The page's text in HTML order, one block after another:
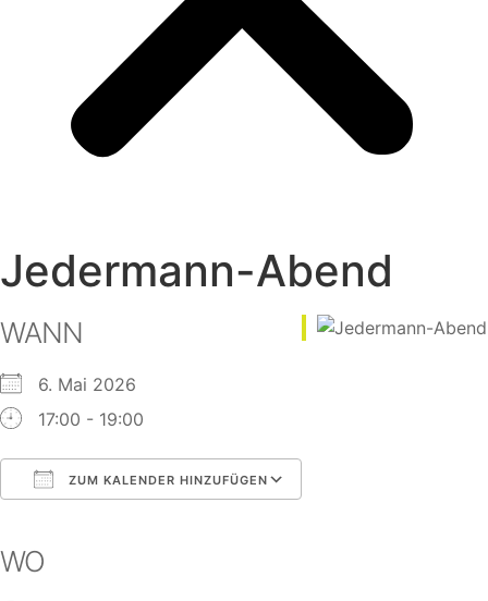
Jedermann-Abend
WANN
6. Mai 2026
17:00 - 19:00
ZUM KALENDER HINZUFÜGEN
WO